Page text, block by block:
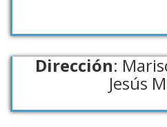
Dirección:
Jesús